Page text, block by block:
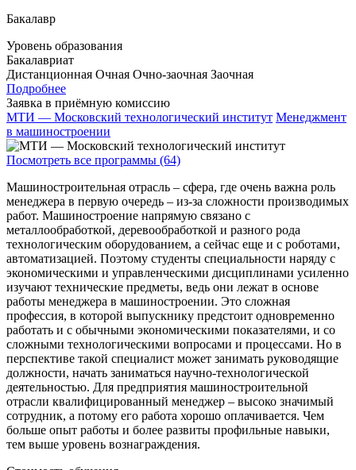
Бакалавр
Уровень образования
Бакалавриат
Дистанционная Очная Очно-заочная Заочная
Подробнее
Заявка в приёмную комиссию
МТИ — Московский технологический институт Менеджмент
в машиностроении
Посмотреть все программы (64)
Машиностроительная отрасль – сфера, где очень важна роль
менеджера в первую очередь – из-за сложности производимых
работ. Машиностроение напрямую связано с
металлообработкой, деревообработкой и разного рода
технологическим оборудованием, а сейчас еще и с роботами,
автоматизацией. Поэтому студенты специальности наряду с
экономическими и управленческими дисциплинами усиленно
изучают технические предметы, ведь они лежат в основе
работы менеджера в машиностроении. Это сложная
профессия, в которой выпускнику предстоит одновременно
работать и с обычными экономическими показателями, и со
сложными технологическими вопросами и процессами. Но в
перспективе такой специалист может занимать руководящие
должности, начать заниматься научно-технологической
деятельностью. Для предприятия машиностроительной
отрасли квалифицированный менеджер – высоко значимый
сотрудник, а потому его работа хорошо оплачивается. Чем
больше опыт работы и более развиты профильные навыки,
тем выше уровень вознаграждения.